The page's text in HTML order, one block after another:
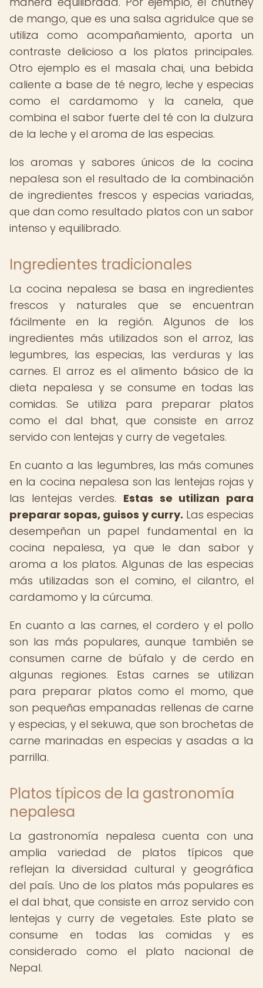
de mango, que es una salsa agridulce que se
utiliza como acompañamiento, aporta un
contraste delicioso a los platos principales.
Otro ejemplo es el masala chai, una bebida
caliente a base de té negro, leche y especias
como el cardamomo y la canela, que
combina el sabor fuerte del té con la dulzura
de la leche y el aroma de las especias.
los aromas y sabores únicos de la cocina
nepalesa son el resultado de la combinación
de ingredientes frescos y especias variadas,
que dan como resultado platos con un sabor
intenso y equilibrado.
Ingredientes tradicionales
La cocina nepalesa se basa en ingredientes
frescos y naturales que se encuentran
fácilmente en la región. Algunos de los
ingredientes más utilizados son el arroz, las
legumbres, las especias, las verduras y las
carnes. El arroz es el alimento básico de la
dieta nepalesa y se consume en todas las
comidas. Se utiliza para preparar platos
como el dal bhat, que consiste en arroz
servido con lentejas y curry de vegetales.
En cuanto a las legumbres, las más comunes
en la cocina nepalesa son las lentejas rojas y
las lentejas verdes. Estas se utilizan para
preparar sopas, guisos y curry. Las especias
desempeñan un papel fundamental en la
cocina nepalesa, ya que le dan sabor y
aroma a los platos. Algunas de las especias
más utilizadas son el comino, el cilantro, el
cardamomo y la cúrcuma.
En cuanto a las carnes, el cordero y el pollo
son las más populares, aunque también se
consumen carne de búfalo y de cerdo en
algunas regiones. Estas carnes se utilizan
para preparar platos como el momo, que
son pequeñas empanadas rellenas de carne
y especias, y el sekuwa, que son brochetas de
carne marinadas en especias y asadas a la
parrilla.
Platos típicos de la gastronomía
nepalesa
La gastronomía nepalesa cuenta con una
amplia variedad de platos típicos que
reflejan la diversidad cultural y geográfica
del país. Uno de los platos más populares es
el dal bhat, que consiste en arroz servido con
lentejas y curry de vegetales. Este plato se
consume en todas las comidas y es
considerado como el plato nacional de
Nepal.